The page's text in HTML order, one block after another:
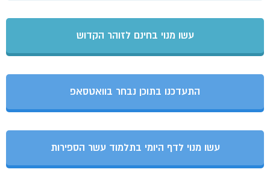
עשו מנוי בחינם לזוהר הקדוש
התעדכנו בתוכן נבחר בוואטסאפ
עשו מנוי לדף היומי בתלמוד עשר הספירות